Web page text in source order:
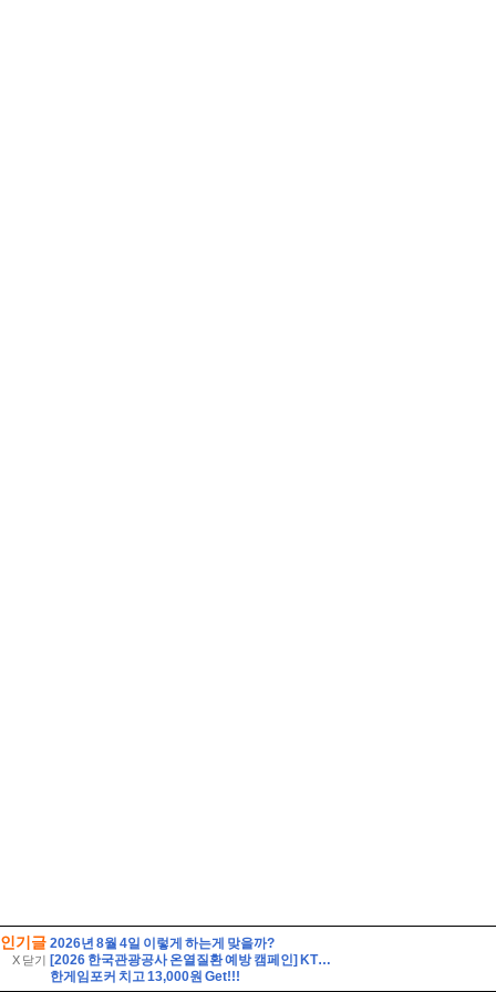
인기글
X 닫기
2026년 8월 4일 이렇게 하는게 맞을까?
[2026 한국관광공사 온열질환 예방 캠페인] KTO와 함께하는 호종이와 무고미의 폭염대비 & 온열질환 예방 미션!
한게임포커 치고 13,000원 Get!!!